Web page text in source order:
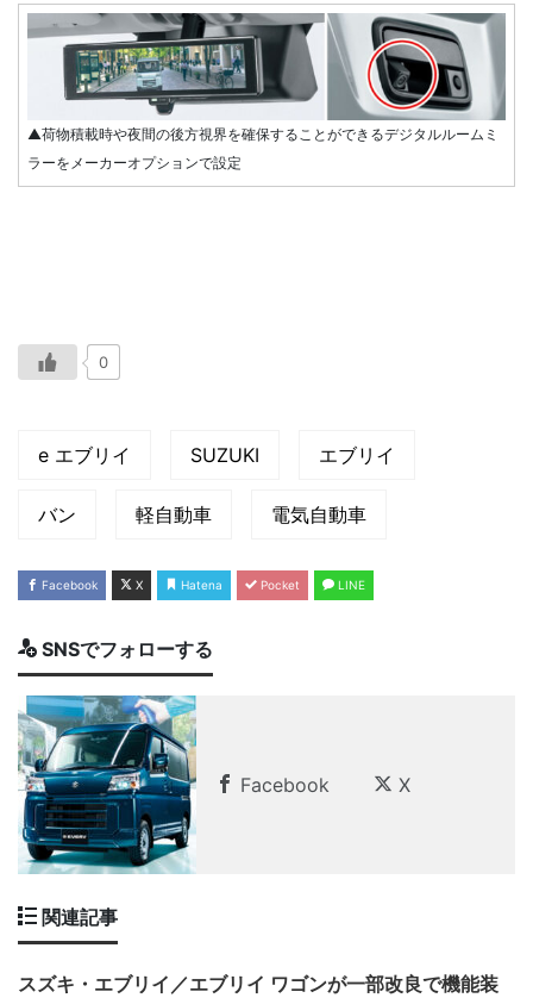
▲荷物積載時や夜間の後方視界を確保することができるデジタルルームミ
ラーをメーカーオプションで設定
0
e エブリイ SUZUKI エブリイ
バン 軽自動車 電気自動車
Facebook X Hatena Pocket LINE
SNSでフォローする
Facebook X
関連記事
スズキ・エブリイ／エブリイ ワゴンが一部改良で機能装